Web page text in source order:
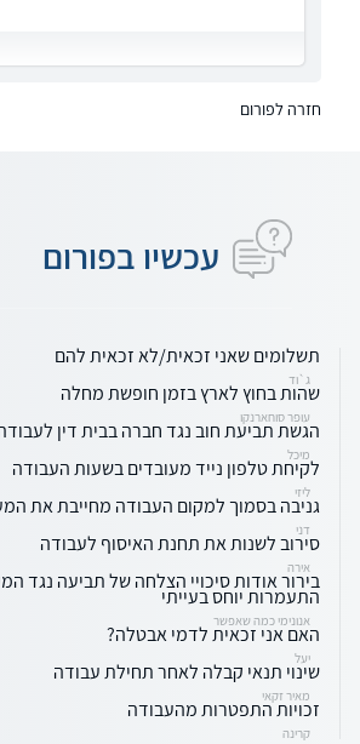
חזרה לפורום
עכשיו בפורום
תשלומים שאני זכאית/לא זכאית להם
ג`וד
שהות בחוץ לארץ בזמן חופשת מחלה
עופר סוחארנקו
הגשת תביעת חוב נגד חברה בבית דין
מיכל
לקיחת טלפון נייד מעובדים בשעות העבודה
ליזי
גניבה בסמוך למקום העבודה מחייבת את
דני
סירוב לשנות את תחנת האיסוף לעבודה
אירה
בירור אודות סיכויי הצלחה של תביעה נגד
התעמרות יוחס בעייתי
אנונימי כמה שאפשר
האם אני זכאית לדמי אבטלה?
יעל
שינוי תנאי קבלה לאחר תחילת עבודה
מאיר זקאי
זכויות התפטרות מהעבודה
קרינה